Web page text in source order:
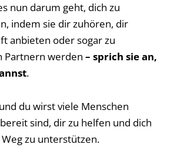
nun darum geht, dich zu
indem sie dir zuhören, dir
anbieten oder sogar zu
Partnern werden – sprich sie an,
.
du wirst viele Menschen
sind, dir zu helfen und dich
zu unterstützen.